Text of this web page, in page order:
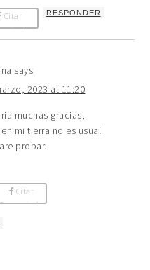
Citar
RESPONDER
says
2023 at 11:20
muchas gracias,
mi tierra no es usual
probar.
Citar
Comentario